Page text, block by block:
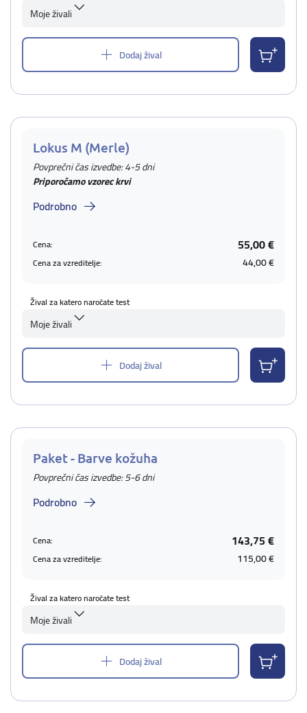
Moje živali
Dodaj žival
Lokus M (Merle)
Povprečni čas izvedbe: 4-5 dni
Priporočamo vzorec krvi
Podrobno
Cena: 55,00 €
Cena za vzreditelje: 44,00 €
Žival za katero naročate test
Moje živali
Dodaj žival
Paket - Barve kožuha
Povprečni čas izvedbe: 5-6 dni
Podrobno
Cena: 143,75 €
Cena za vzreditelje: 115,00 €
Žival za katero naročate test
Moje živali
Dodaj žival